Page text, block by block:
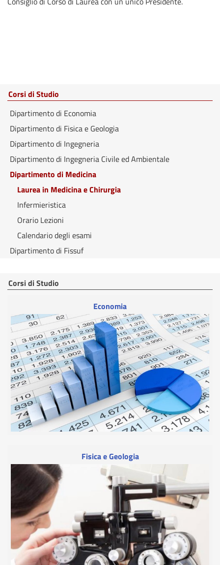
Corsi di Studio
Dipartimento di Economia
Dipartimento di Fisica e Geologia
Dipartimento di Ingegneria
Dipartimento di Ingegneria Civile ed Ambientale
Dipartimento di Medicina
Laurea in Medicina e Chirurgia
Infermieristica
Orario Lezioni
Calendario degli esami
Dipartimento di Fissuf
Corsi di Studio
Economia
Fisica e Geologia